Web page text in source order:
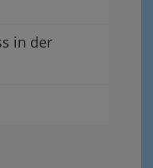
in der